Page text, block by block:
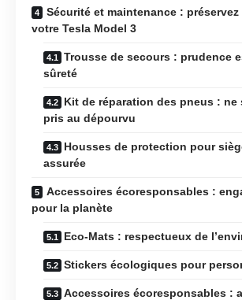
Sécurité et maintenance : préservez
votre Tesla Model 3
Trousse de secours : prudence
sûreté
Kit de réparation des pneus : ne
pris au dépourvu
Housses de protection pour
assurée
Accessoires écoresponsables :
pour la planète
Eco-Mats : respectueux de
Stickers écologiques pour
Accessoires écoresponsables :